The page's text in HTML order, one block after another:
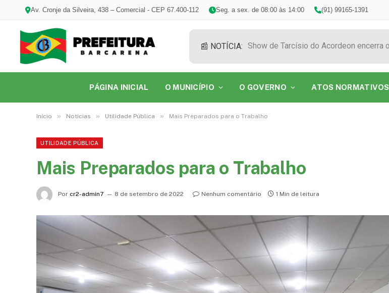
Av. Cronje da Silveira, 438 – Comercial - CEP 67.400-112 Seg. a sex. de 08:00 às 14:00 (91) 99165-1391
📰 NOTÍCIA:
PÁGINA INICIAL O MUNICÍPIO O GOVERNO ATOS NORMATIVOS
Início » Notícias » Utilidade Pública » Mais Preparados para o Trabalho
UTILIDADE PÚBLICA
Mais Preparados para o Trabalho
Por cr2-admin7 8 de setembro de 2022 Nenhum comentário 1 Min de leitura